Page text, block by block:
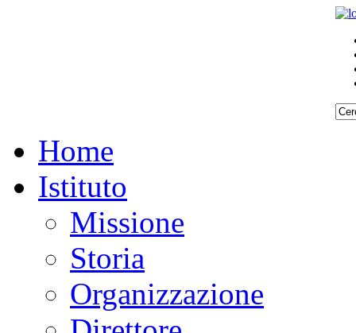
Home
Istituto
Missione
Storia
Organizzazione